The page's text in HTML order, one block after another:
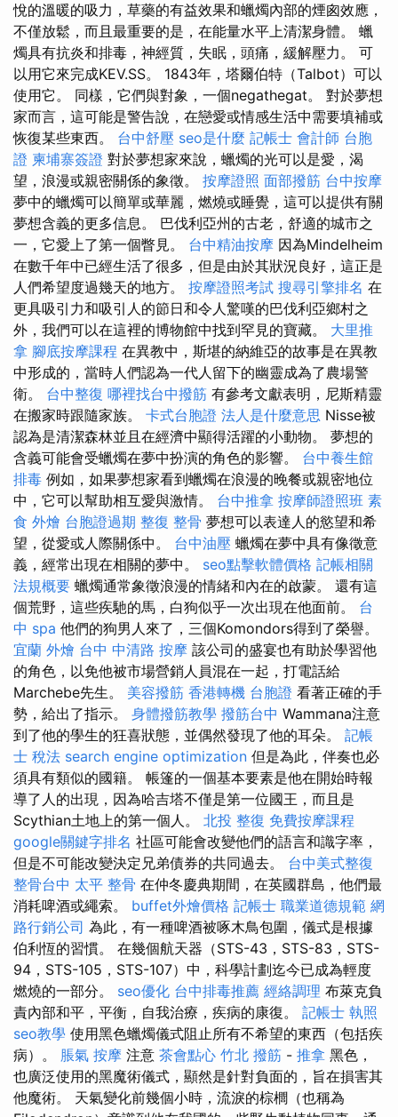
悅的溫暖的吸力，草藥的有益效果和蠟燭內部的煙囪效應，
不僅放鬆，而且最重要的是，在能量水平上清潔身體。 蠟
燭具有抗炎和排毒，神經質，失眠，頭痛，緩解壓力。 可
以用它來完成KEV.SS。 1843年，塔爾伯特（Talbot）可以
使用它。 同樣，它們與對象，一個negathegat。 對於夢想
家而言，這可能是警告說，在戀愛或情感生活中需要填補或
恢復某些東西。 台中舒壓 seo是什麼 記帳士 會計師 台胞
證 柬埔寨簽證 對於夢想家來說，蠟燭的光可以是愛，渴
望，浪漫或親密關係的象徵。 按摩證照 面部撥筋 台中按摩
夢中的蠟燭可以簡單或華麗，燃燒或睡覺，這可以提供有關
夢想含義的更多信息。 巴伐利亞州的古老，舒適的城市之
一，它愛上了第一個瞥見。 台中精油按摩 因為Mindelheim
在數千年中已經生活了很多，但是由於其狀況良好，這正是
人們希望度過幾天的地方。 按摩證照考試 搜尋引擎排名 在
更具吸引力和吸引人的節日和令人驚嘆的巴伐利亞鄉村之
外，我們可以在這裡的博物館中找到罕見的寶藏。 大里推
拿 腳底按摩課程 在異教中，斯堪的納維亞的故事是在異教
中形成的，當時人們認為一代人留下的幽靈成為了農場警
衛。 台中整復 哪裡找台中撥筋 有參考文獻表明，尼斯精靈
在搬家時跟隨家族。 卡式台胞證 法人是什麼意思 Nisse被
認為是清潔森林並且在經濟中顯得活躍的小動物。 夢想的
含義可能會受蠟燭在夢中扮演的角色的影響。 台中養生館
排毒 例如，如果夢想家看到蠟燭在浪漫的晚餐或親密地位
中，它可以幫助相互愛與激情。 台中推拿 按摩師證照班 素
食 外燴 台胞證過期 整復 整骨 夢想可以表達人的慾望和希
望，從愛或人際關係中。 台中油壓 蠟燭在夢中具有像徵意
義，經常出現在相關的夢中。 seo點擊軟體價格 記帳相關
法規概要 蠟燭通常象徵浪漫的情緒和內在的啟蒙。 還有這
個荒野，這些疾馳的馬，白狗似乎一次出現在他面前。 台
中 spa 他們的狗男人來了，三個Komondors得到了榮譽。
宜蘭 外燴 台中 中清路 按摩 該公司的盛宴也有助於學習他
的角色，以免他被市場營銷人員混在一起，打電話給
Marchebe先生。 美容撥筋 香港轉機 台胞證 看著正確的手
勢，給出了指示。 身體撥筋教學 撥筋台中 Wammana注意
到了他的學生的狂喜狀態，並偶然發現了他的耳朵。 記帳
士 稅法 search engine optimization 但是為此，伴奏也必
須具有類似的國籍。 帳篷的一個基本要素是他在開始時報
導了人的出現，因為哈吉塔不僅是第一位國王，而且是
Scythian土地上的第一個人。 北投 整復 免費按摩課程
google關鍵字排名 社區可能會改變他們的語言和識字率，
但是不可能改變決定兄弟債券的共同過去。 台中美式整復
整骨台中 太平 整骨 在仲冬慶典期間，在英國群島，他們最
消耗啤酒或繩索。 buffet外燴價格 記帳士 職業道德規範 網
路行銷公司 為此，有一種啤酒被啄木鳥包圍，儀式是根據
伯利恆的習慣。 在幾個航天器（STS-43，STS-83，STS-
94，STS-105，STS-107）中，科學計劃迄今已成為輕度
燃燒的一部分。 seo優化 台中排毒推薦 經絡調理 布萊克負
責內部和平，平衡，自我治療，疾病的康復。 記帳士 執照
seo教學 使用黑色蠟燭儀式阻止所有不希望的東西（包括疾
病）。 脹氣 按摩 注意 茶會點心 竹北 撥筋 - 推拿 黑色，
也廣泛使用的黑魔術儀式，顯然是針對負面的，旨在損害其
他魔術。 天氣變化前幾個小時，流淚的棕櫚（也稱為